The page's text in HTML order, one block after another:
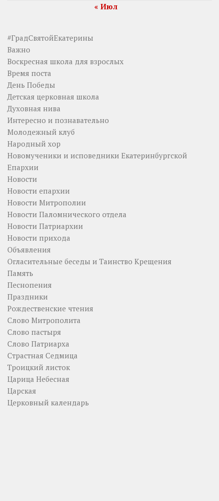
« Июл
#ГрадСвятойЕкатерины
Важно
Воскресная школа для взрослых
Время поста
День Победы
Детская церковная школа
Духовная нива
Интересно и познавательно
Молодежный клуб
Народный хор
Новомученики и исповедники Екатеринбургской
Епархии
Новости
Новости епархии
Новости Митрополии
Новости Паломнического отдела
Новости Патриархии
Новости прихода
Объявления
Огласительные беседы и Таинство Крещения
Память
Песнопения
Праздники
Рождественские чтения
Слово Митрополита
Слово пастыря
Слово Патриарха
Страстная Седмица
Троицкий листок
Царица Небесная
Царская
Церковный календарь